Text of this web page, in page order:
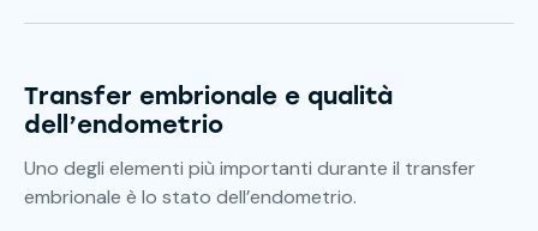
Transfer embrionale e qualità
dell’endometrio
Uno degli elementi più importanti durante il transfer
embrionale è lo stato dell’endometrio.